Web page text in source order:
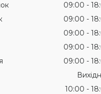
09:00
09:00
09:00
09:00
09:00
10:00